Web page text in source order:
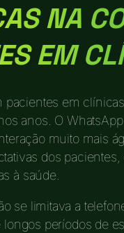
NA
EM
em
anos. O
muito mais
dos
à saúde.
se limitava a
períodos de